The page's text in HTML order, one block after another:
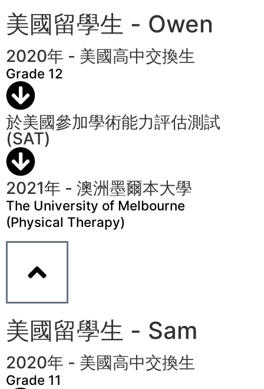
美國留學生 - Owen
2020年 - 美國高中交換生
Grade 12
於美國參加學術能力評估測試
(SAT)
2021年 - 澳洲墨爾本大學
The University of Melbourne
(Physical Therapy)
美國留學生 - Sam
2020年 - 美國高中交換生
Grade 11